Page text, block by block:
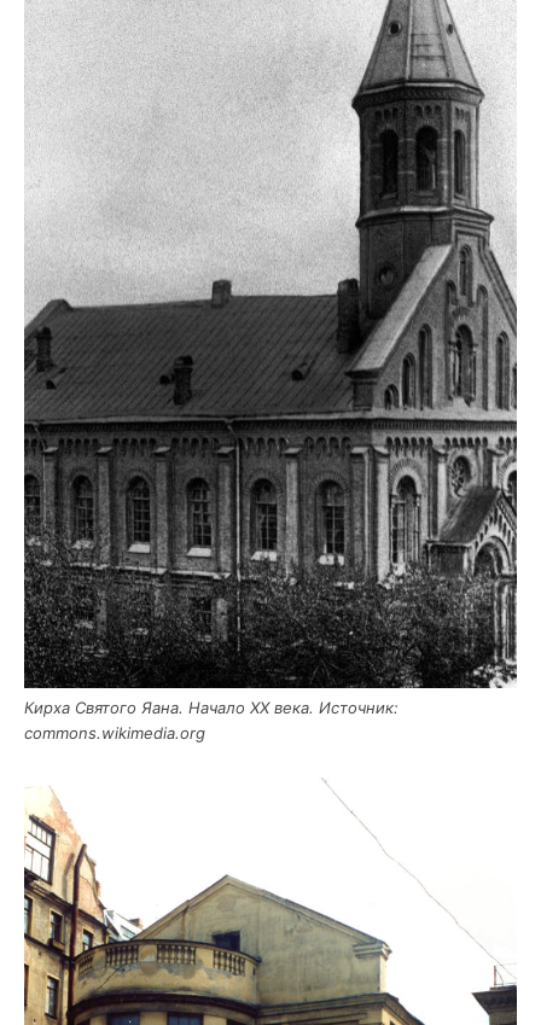
Кир­ха Свя­то­го Яана. Нача­ло XX века. Источ­ник:
commons.wikimedia.org